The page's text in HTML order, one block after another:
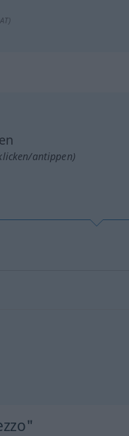
)
antippen)